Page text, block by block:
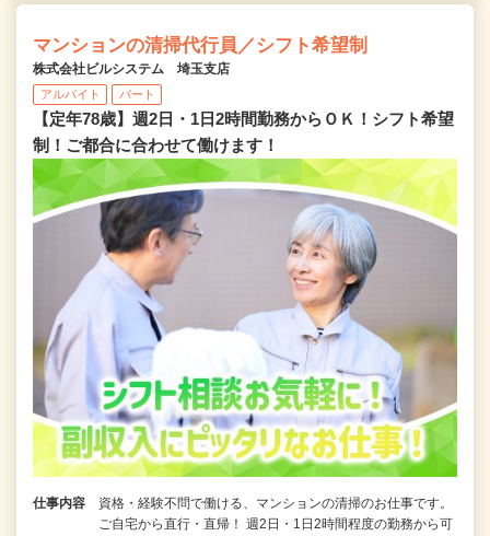
マンションの清掃代行員／シフト希望制
株式会社ビルシステム 埼玉支店
アルバイト パート
【定年78歳】週2日・1日2時間勤務からＯＫ！シフト希望
制！ご都合に合わせて働けます！
仕事内容
資格・経験不問で働ける、マンションの清掃のお仕事です。
ご自宅から直行・直帰！ 週2日・1日2時間程度の勤務から可